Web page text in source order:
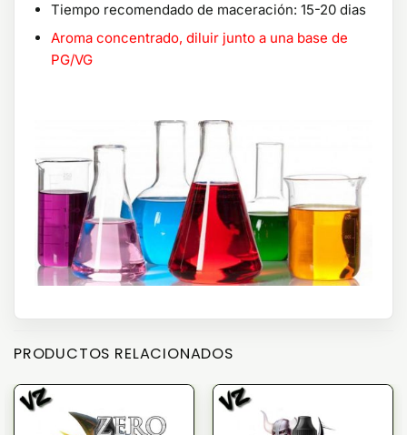
Tiempo recomendado de maceración: 15-20 dias
Aroma concentrado, diluir junto a una base de
PG/VG
PRODUCTOS RELACIONADOS